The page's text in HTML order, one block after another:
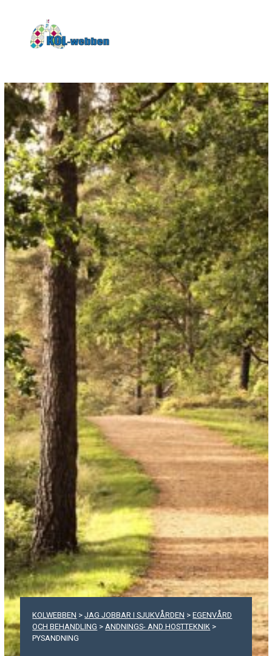
KOLwebben
KOLWEBBEN >JAG JOBBAR I SJUKVÅRDEN >EGENVÅRD
OCH BEHANDLING >ANDNINGS- AND HOSTTEKNIK >
PYSANDNING